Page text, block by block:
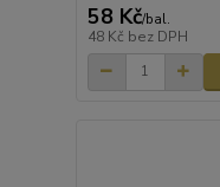
58 Kč/bal.
48 Kč bez DPH